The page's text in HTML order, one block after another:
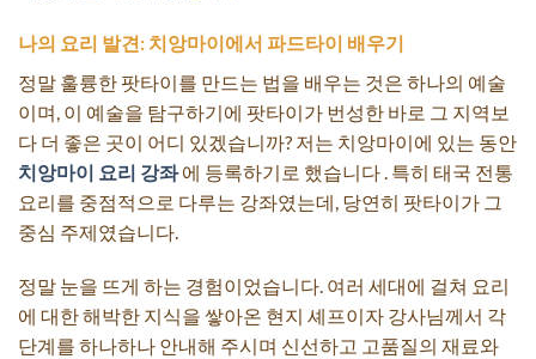
나의 요리 발견: 치앙마이에서 파드타이 배우기
정말 훌륭한 팟타이를 만드는 법을 배우는 것은 하나의 예술
이며, 이 예술을 탐구하기에 팟타이가 번성한 바로 ​​그 지역보
다 더 좋은 곳이 어디 있겠습니까? 저는 치앙마이에 있는 동안
치앙마이 요리 강좌에 등록하기로 했습니다 . 특히 태국 전통
요리를 중점적으로 다루는 강좌였는데, 당연히 팟타이가 그
중심 주제였습니다.
정말 눈을 뜨게 하는 경험이었습니다. 여러 세대에 걸쳐 요리
에 대한 해박한 지식을 쌓아온 현지 셰프이자 강사님께서 각
단계를 하나하나 안내해 주시며 신선하고 고품질의 재료와